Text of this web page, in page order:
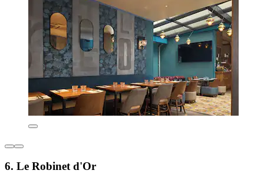
6. Le Robinet d'Or